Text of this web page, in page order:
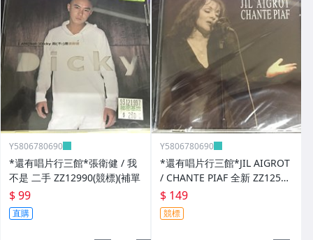
Y5806780690
*還有唱片行三館*張衛健 / 我
不是 二手 ZZ12990(競標)(補單
$ 99
直購
Y5806780690
*還有唱片行三館*JIL AIGROT
/ CHANTE PIAF 全新 ZZ12526
(競標)
$ 149
競標